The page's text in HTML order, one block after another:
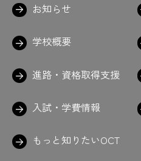
お知らせ
学校概要
進路・資格取得支援
入試・学費情報
もっと知りたいOCT